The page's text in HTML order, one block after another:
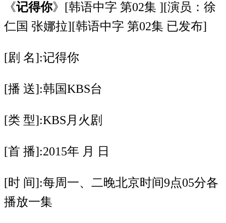
《记得你》[韩语中字 第02集 ][演员：徐
仁国 张娜拉][韩语中字 第02集 已发布]
[剧 名]:记得你
[播 送]:韩国KBS台
[类 型]:KBS月火剧
[首 播]:2015年 月 日
[时 间]:每周一、二晚北京时间9点05分各
播放一集